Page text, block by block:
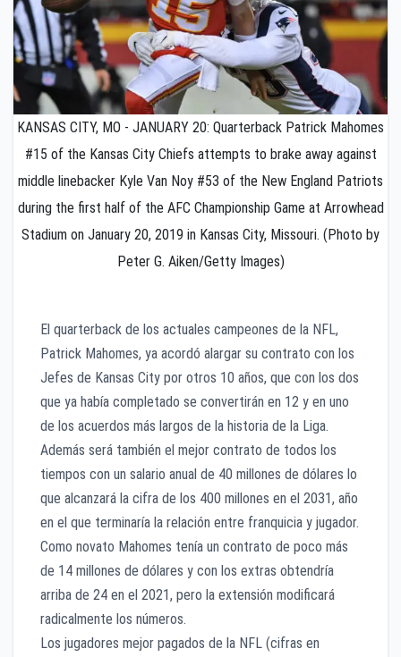
KANSAS CITY, MO - JANUARY 20: Quarterback Patrick Mahomes
#15 of the Kansas City Chiefs attempts to brake away against
middle linebacker Kyle Van Noy #53 of the New England Patriots
during the first half of the AFC Championship Game at Arrowhead
Stadium on January 20, 2019 in Kansas City, Missouri. (Photo by
Peter G. Aiken/Getty Images)
El quarterback de los actuales campeones de la NFL,
Patrick Mahomes, ya acordó alargar su contrato con los
Jefes de Kansas City por otros 10 años, que con los dos
que ya había completado se convertirán en 12 y en uno
de los acuerdos más largos de la historia de la Liga.
Además será también el mejor contrato de todos los
tiempos con un salario anual de 40 millones de dólares lo
que alcanzará la cifra de los 400 millones en el 2031, año
en el que terminaría la relación entre franquicia y jugador.
Como novato Mahomes tenía un contrato de poco más
de 14 millones de dólares y con los extras obtendría
arriba de 24 en el 2021, pero la extensión modificará
radicalmente los números.
Los jugadores mejor pagados de la NFL (cifras en